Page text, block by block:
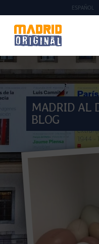
ESPAÑOL
MADRID AL
BLOG